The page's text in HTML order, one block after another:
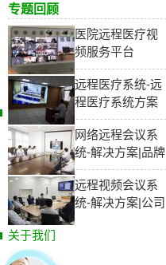
专题回顾
医院远程医疗视
频服务平台
远程医疗系统-远
程医疗系统方案
网络远程会议系
统-解决方案|品牌
远程视频会议系
统-解决方案|公司
关于我们